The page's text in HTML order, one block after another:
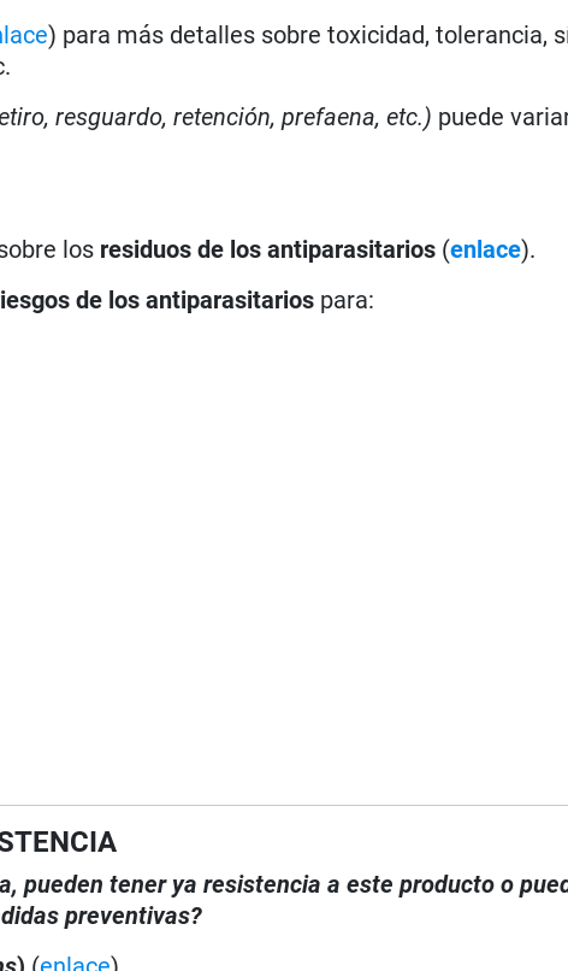
) para más detalles sobre toxicidad, tolerancia,
resguardo, retención, prefaena, etc.) puede
los residuos de los antiparasitarios (enlace).
de los antiparasitarios para:
pueden tener ya resistencia a este producto o
preventivas?